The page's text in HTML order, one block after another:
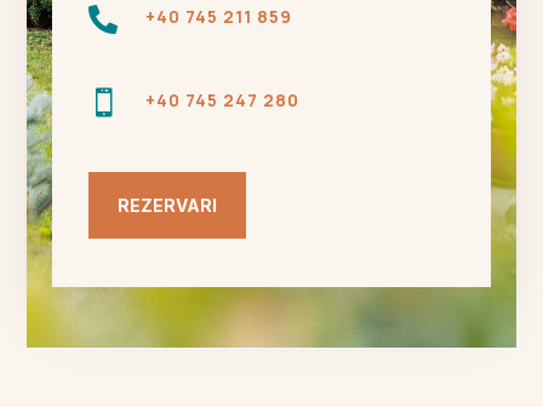
 +40 745 211 859
 +40 745 247 280
REZERVARI